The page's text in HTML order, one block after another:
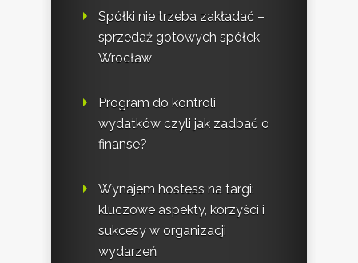
Spółki nie trzeba zakładać –
sprzedaż gotowych spółek
Wrocław
Program do kontroli
wydatków czyli jak zadbać o
finanse?
Wynajem hostess na targi:
kluczowe aspekty, korzyści i
sukcesy w organizacji
wydarzeń